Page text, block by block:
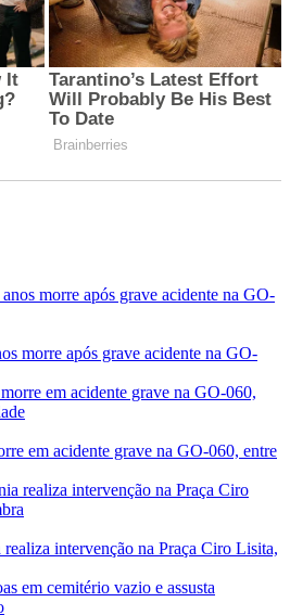
morre após grave acidente na GO-
em acidente grave na GO-060, entre
intervenção na Praça Ciro Lisita,